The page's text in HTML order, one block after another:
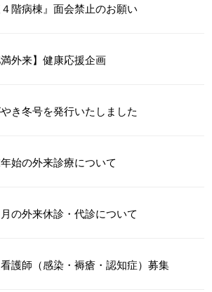
４階病棟』面会禁止のお願い
満外来】健康応援企画
き冬号を発行いたしました
始の外来診療について
月の外来休診・代診について
護師（感染・褥瘡・認知症）募集